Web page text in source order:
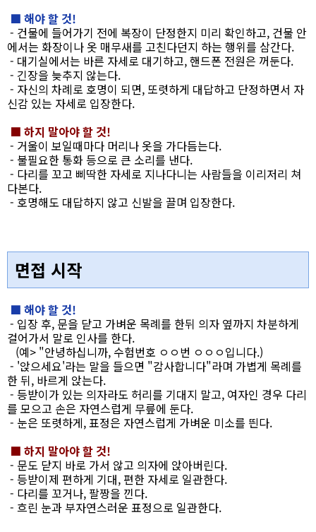
■ 해야 할 것!
- 건물에 들어가기 전에 복장이 단정한지 미리 확인하고, 건물 안
에서는 화장이나 옷 매무새를 고친다던지 하는 행위를 삼간다.
- 대기실에서는 바른 자세로 대기하고, 핸드폰 전원은 꺼둔다.
- 긴장을 늦추지 않는다.
- 자신의 차례로 호명이 되면, 또렷하게 대답하고 단정하면서 자
신감 있는 자세로 입장한다.
■ 하지 말아야 할 것!
- 거울이 보일때마다 머리나 옷을 가다듬는다.
- 불필요한 통화 등으로 큰 소리를 낸다.
- 다리를 꼬고 삐딱한 자세로 지나다니는 사람들을 이리저리 쳐
다본다.
- 호명해도 대답하지 않고 신발을 끌며 입장한다.
면접 시작
■ 해야 할 것!
- 입장 후, 문을 닫고 가벼운 목례를 한뒤 의자 옆까지 차분하게
걸어가서 말로 인사를 한다.
(예> "안녕하십니까, 수험번호 ㅇㅇ번 ㅇㅇㅇ입니다.)
- '앉으세요'라는 말을 들으면 "감사합니다"라며 가볍게 목례를
한 뒤, 바르게 앉는다.
- 등받이가 있는 의자라도 허리를 기대지 말고, 여자인 경우 다리
를 모으고 손은 자연스럽게 무릎에 둔다.
- 눈은 또렷하게, 표정은 자연스럽게 가벼운 미소를 띈다.
■ 하지 말아야 할 것!
- 문도 닫지 바로 가서 않고 의자에 앉아버린다.
- 등받이제 편하게 기대, 편한 자세로 일관한다.
- 다리를 꼬거나, 팔짱을 낀다.
- 흐린 눈과 부자연스러운 표정으로 일관한다.